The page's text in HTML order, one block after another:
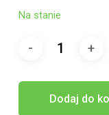
Na stanie
Dodaj do